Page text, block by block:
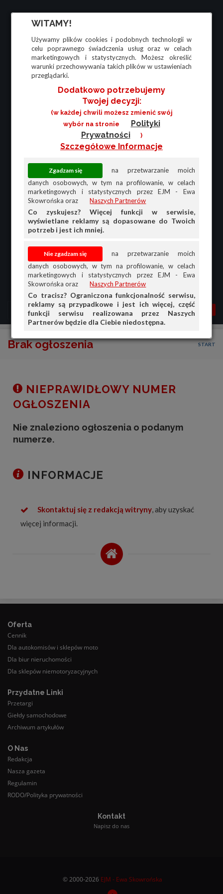
WITAMY!
Używamy plików cookies i podobnych technologii w
celu poprawnego świadczenia usług oraz w celach
marketingowych i statystycznych. Możesz określić
warunki przechowywania takich plików w ustawieniach
przeglądarki.
Dodatkowo potrzebujemy
Twojej decyzji:
(w każdej chwili możesz zmienić swój
wybór na stronie
Polityki
Prywatności
)
Szczegółowe Informacje
na przetwarzanie moich
danych osobowych, w tym na profilowanie, w celach
marketingowych i statystycznych przez EJM - Ewa
Skowrońska oraz
Naszych Partnerów
Co zyskujesz? Więcej funkcji w serwisie,
wyświetlane reklamy są dopasowane do Twoich
potrzeb i jest ich mniej.
na przetwarzanie moich
danych osobowych, w tym na profilowanie, w celach
marketingowych i statystycznych przez EJM - Ewa
Skowrońska oraz
Naszych Partnerów
Co tracisz? Ograniczona funkcjonalność serwisu,
reklamy są przypadkowe i jest ich więcej, część
funkcji serwisu realizowana przez Naszych
Partnerów będzie dla Ciebie niedostępna.
MENU MOJA AG
Brak ogłoszenia START
NIEPRAWIDŁOWY NUMER
OGŁOSZENIA
Nie znaleziono ogłoszenia o podanym
numerze.
INFORMACJE
Skontaktuj się z redakcją witryny, aby uzyskać
więcej informacji.
Oferta
Cennik
Dla autokomisów i sklepów moto
Dla biur nieruchomości
Dla sklepów niemotoryzacyjnych
Przydatne Linki
Przetargi
Giełdy samochodowe
Archiwum artykułów
O Nas
Redakcja
Nasza gazeta
Regulamin
RODO/Polityka prywatności
Kontakt
Napisz do nas
© 2000-2026 EJM - Ewa Skowrońska